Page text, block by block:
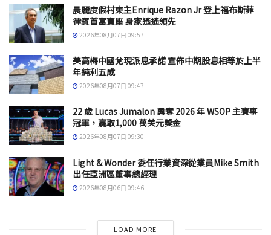
晨麗度假村東主Enrique Razon Jr 登上福布斯菲
律賓首富寶座 身家遙遙領先
2026年08月07日 09:57
美高梅中國兌現派息承諾 宣佈中期股息相等於上半
年純利五成
2026年08月07日 09:47
22 歲 Lucas Jumalon 勇奪 2026 年 WSOP 主賽事
冠軍，贏取1,000 萬美元獎金
2026年08月07日 09:30
Light & Wonder 委任行業資深從業員Mike Smith
出任亞洲區董事總經理
2026年08月06日 09:46
LOAD MORE